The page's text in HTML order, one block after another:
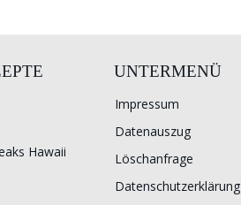
Hawaii
UNTERMENÜ
Impressum
Datenauszug
Löschanfrage
Datenschutzerklärung